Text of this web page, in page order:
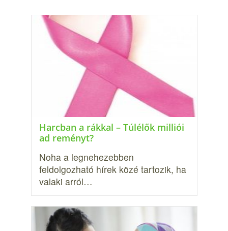
Harcban a rákkal – Túlélők milliói
ad reményt?
Noha a legnehezebben
feldolgozható hírek közé tartozik, ha
valaki arról…